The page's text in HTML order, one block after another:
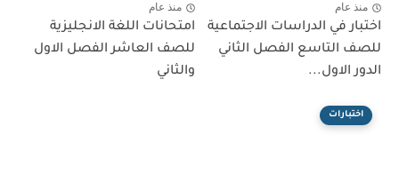
منذ عام
اختبار في الدراسات الاجتماعية
للصف التاسع الفصل الثاني
الدور الاول...
منذ عام
امتحانات اللغة الانجليزية
للصف العاشر الفصل الاول
والثاني
اختبارات